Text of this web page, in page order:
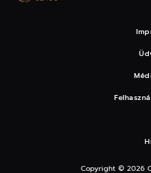
Copyright © 2026